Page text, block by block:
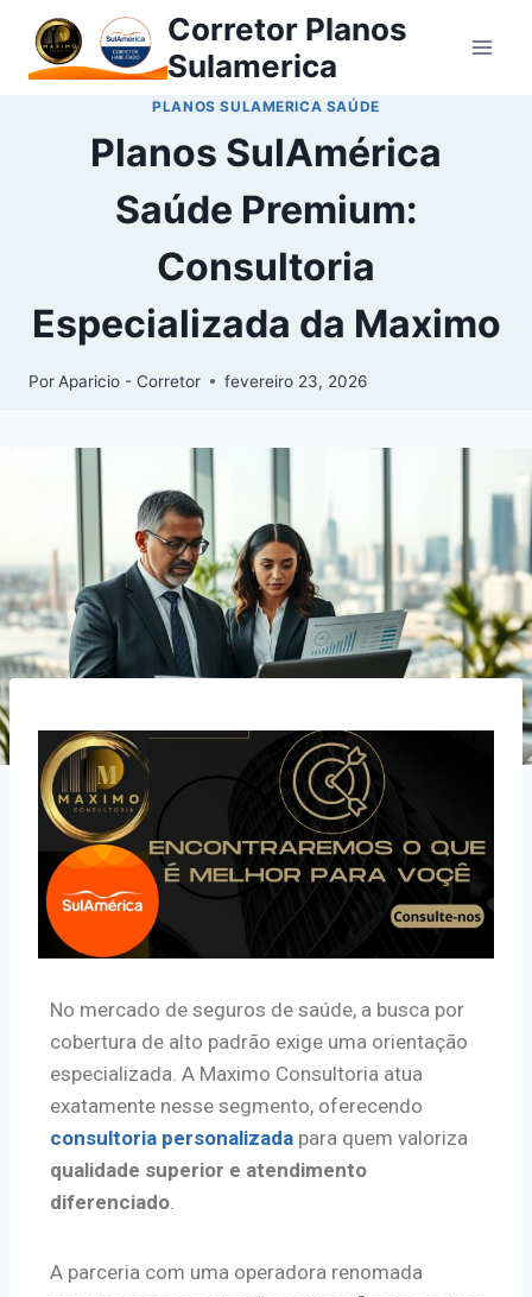
Corretor Planos
Sulamerica
PLANOS SULAMERICA SAÚDE
Planos SulAmérica
Saúde Premium:
Consultoria
Especializada da Maximo
Por Aparicio - Corretor fevereiro 23, 2026
No mercado de seguros de saúde, a busca por
cobertura de alto padrão exige uma orientação
especializada. A Maximo Consultoria atua
exatamente nesse segmento, oferecendo
consultoria personalizada para quem valoriza
qualidade superior e atendimento
diferenciado
A parceria com uma operadora renomada